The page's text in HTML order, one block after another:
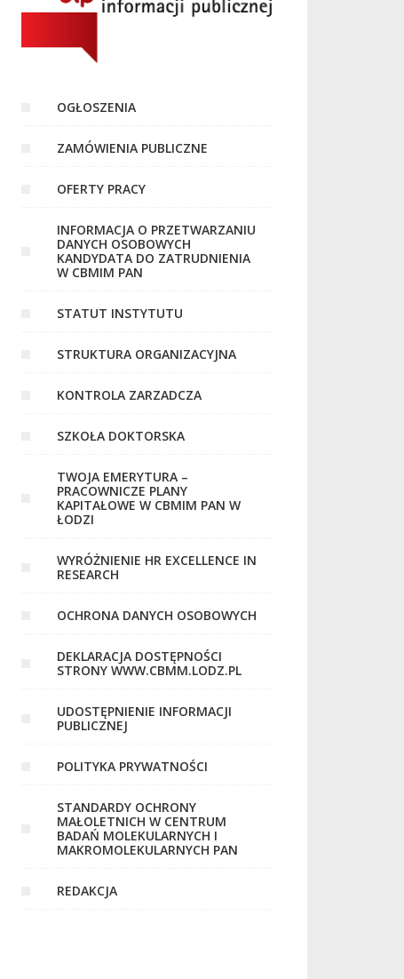
OGŁOSZENIA
ZAMÓWIENIA PUBLICZNE
OFERTY PRACY
INFORMACJA O PRZETWARZANIU
DANYCH OSOBOWYCH
KANDYDATA DO ZATRUDNIENIA
W CBMIM PAN
STATUT INSTYTUTU
STRUKTURA ORGANIZACYJNA
KONTROLA ZARZADCZA
SZKOŁA DOKTORSKA
TWOJA EMERYTURA –
PRACOWNICZE PLANY
KAPITAŁOWE W CBMIM PAN W
ŁODZI
WYRÓŻNIENIE HR EXCELLENCE IN
RESEARCH
OCHRONA DANYCH OSOBOWYCH
DEKLARACJA DOSTĘPNOŚCI
STRONY WWW.CBMM.LODZ.PL
UDOSTĘPNIENIE INFORMACJI
PUBLICZNEJ
POLITYKA PRYWATNOŚCI
STANDARDY OCHRONY
MAŁOLETNICH W CENTRUM
BADAŃ MOLEKULARNYCH I
MAKROMOLEKULARNYCH PAN
REDAKCJA